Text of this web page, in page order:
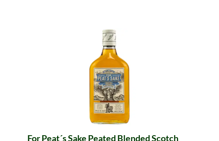
For Peat´s Sake Peated Blended Scotch